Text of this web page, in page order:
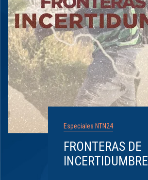
Especiales NTN24
FRONTERAS DE
INCERTIDUMBRE